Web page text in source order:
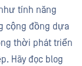
tính năng
cộng đồng dựa
thời phát triển
Hãy đọc blog